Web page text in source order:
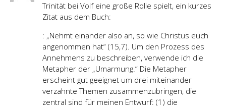
Trinität bei Volf eine große Rolle spielt, ein kurzes
Zitat aus dem Buch:
: „Nehmt einander also an, so wie Christus euch
angenommen hat“ (15,7). Um den Prozess des
Annehmens zu beschreiben, verwende ich die
Metapher der „Umarmung.“ Die Metapher
erscheint gut geeignet um drei miteinander
verzahnte Themen zusammenzubringen, die
zentral sind für meinen Entwurf: (1) die